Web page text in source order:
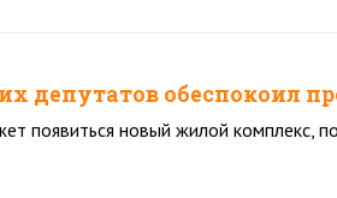
депутатов обеспокоил
появиться новый жилой комплекс,